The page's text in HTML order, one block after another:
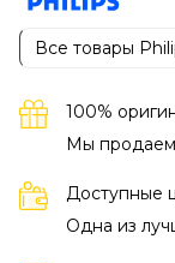
Все товары
100%
Мы продаем
Доступные
Одна из